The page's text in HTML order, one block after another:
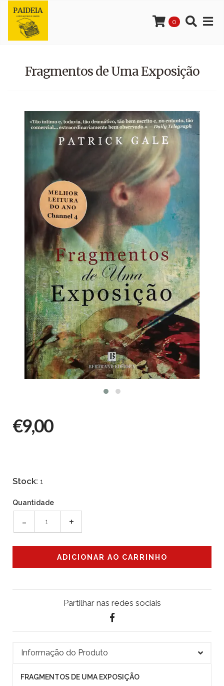
0
Fragmentos de Uma Exposição
€9,00
Stock: 1
Quantidade
- +
Partilhar nas redes sociais
Informação do Produto
FRAGMENTOS DE UMA EXPOSIÇÃO